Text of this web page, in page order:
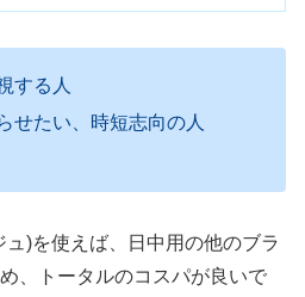
する人
せたい、時短志向の人
)を使えば、日中用の他のブラ
、トータルのコスパが良いで